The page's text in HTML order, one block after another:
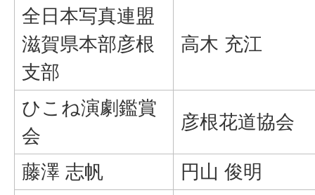
全日本写真連盟
滋賀県本部彦根
支部
高木 充江
ひこね演劇鑑賞
会
彦根花道協会
藤澤 志帆
円山 俊明